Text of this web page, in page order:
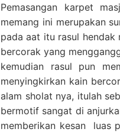
Pemasangan karpet
memang ini merupakan
pada aat itu rasul
bercorak yang
kemudian rasul pun
menyingkirkan kain
alam sholat nya, itulah
bermotif sangat di
memberikan kesan luas